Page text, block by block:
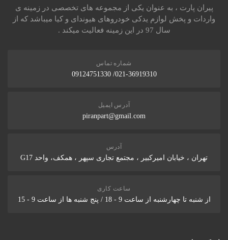
پیران پارت ، به عنوان یکی از مجموعه های تخصصی در زمینه ی
واردات و پخش لوازم یدکی خودروهای هیوندای و کیا میباشد که از
سال 97 در این زمینه فعالیت میکند .
شماره تماس
021-36919310/ 09124751330
آدرس ایمیل
piranpart@gmail.com
آدرس
تهران ، خیابان امیرکبیر ، مجتمع تجاری سپهر ، همکف، واحد G17
ساعت کاری
از شنبه تا چهارشنبه از ساعت 9 - 18 / پنج شنبه ها از ساعت 9 - 15